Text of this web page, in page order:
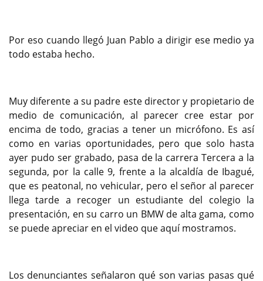
Por eso cuando llegó Juan Pablo a dirigir ese medio ya
todo estaba hecho.
Muy diferente a su padre este director y propietario de
medio de comunicación, al parecer cree estar por
encima de todo, gracias a tener un micrófono. Es así
como en varias oportunidades, pero que solo hasta
ayer pudo ser grabado, pasa de la carrera Tercera a la
segunda, por la calle 9, frente a la alcaldía de Ibagué,
que es peatonal, no vehicular, pero el señor al parecer
llega tarde a recoger un estudiante del colegio la
presentación, en su carro un BMW de alta gama, como
se puede apreciar en el video que aquí mostramos.
Los denunciantes señalaron qué son varias pasas qué